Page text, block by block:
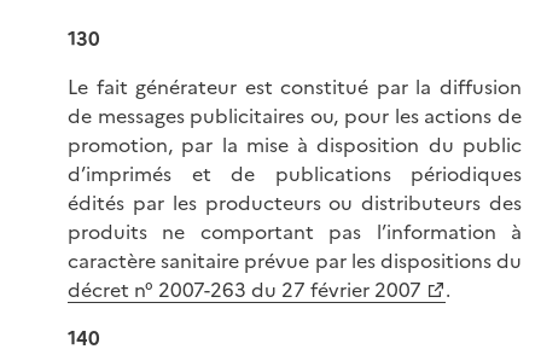
130
Le fait générateur est constitué par la diffusion
de messages publicitaires ou, pour les actions de
promotion, par la mise à disposition du public
d’imprimés et de publications périodiques
édités par les producteurs ou distributeurs des
produits ne comportant pas l’information à
caractère sanitaire prévue par les dispositions du
décret n° 2007-263 du 27 février 2007
.
140